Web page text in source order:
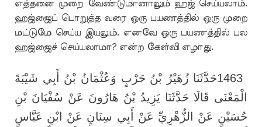
எத்தனை முறை வேண்டுமானாலும் ஹஜ் செய்யலாம்.
ஹஜ்ஜைப் பொறுத்த வரை ஒரு பயணத்தில் ஒரு முறை
மட்டுமே செய்ய இயலும். எனவே ஒரு பயணத்தில் பல
ஹஜ்ஜைச் செய்யலாமா? என்ற கேள்வி எழாது.
1463حَدَّثَنَا زُهَيْرُ بْنُ حَرْبٍ وَعُثْمَانُ بْنُ أَبِي شَيْبَةَ
الْمَعْنَى قَالَا حَدَّثَنَا يَزِيدُ بْنُ هَارُونَ عَنْ سُفْيَانَ بْنِ
حُسَيْنٍ عَنْ الزُّهْرِيِّ عَنْ أَبِي سِنَانٍ عَنْ ابْنِ عَبَّاسٍ